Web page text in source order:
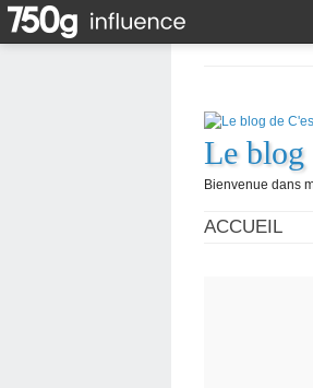
Le blog
Bienvenue dans
ACCUEIL